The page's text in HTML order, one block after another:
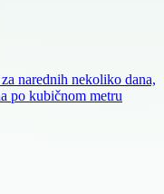
narednih nekoliko dana,
po kubičnom metru